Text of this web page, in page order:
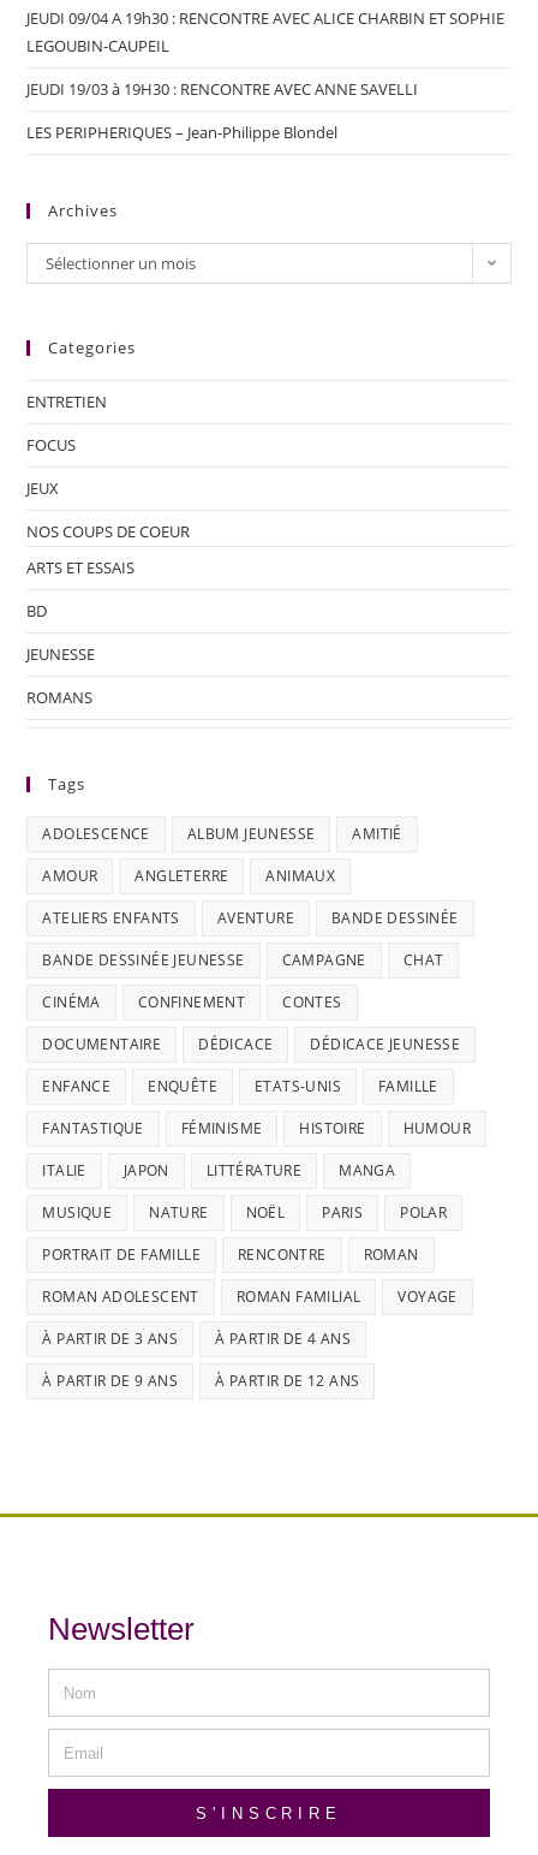
JEUDI 09/04 A 19h30 : RENCONTRE AVEC ALICE CHARBIN ET SOPHIE
LEGOUBIN-CAUPEIL
JEUDI 19/03 à 19H30 : RENCONTRE AVEC ANNE SAVELLI
LES PERIPHERIQUES – Jean-Philippe Blondel
Archives
Sélectionner un mois
Categories
ENTRETIEN
FOCUS
JEUX
NOS COUPS DE COEUR
ARTS ET ESSAIS
BD
JEUNESSE
ROMANS
Tags
ADOLESCENCE ALBUM JEUNESSE AMITIÉ
AMOUR ANGLETERRE ANIMAUX
ATELIERS ENFANTS AVENTURE BANDE DESSINÉE
BANDE DESSINÉE JEUNESSE CAMPAGNE CHAT
CINÉMA CONFINEMENT CONTES
DOCUMENTAIRE DÉDICACE DÉDICACE JEUNESSE
ENFANCE ENQUÊTE ETATS-UNIS FAMILLE
FANTASTIQUE FÉMINISME HISTOIRE HUMOUR
ITALIE JAPON LITTÉRATURE MANGA
MUSIQUE NATURE NOËL PARIS POLAR
PORTRAIT DE FAMILLE RENCONTRE ROMAN
ROMAN ADOLESCENT ROMAN FAMILIAL VOYAGE
À PARTIR DE 3 ANS À PARTIR DE 4 ANS
À PARTIR DE 9 ANS À PARTIR DE 12 ANS
Newsletter
S'INSCRIRE